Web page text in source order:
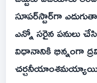
సూపర్‌స్టార్‌గా
ఎన్నో సరైన పనులు
విధానానికి భిన్నంగా